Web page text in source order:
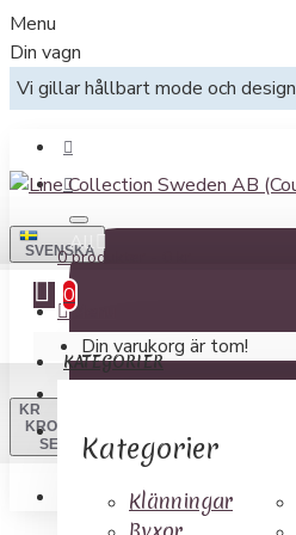
Menu
Din vagn
Vi gillar hållbart mode och design
SVENSKA
KR
KRONOR
SEK
All
0 produkter - 0 kr
0
Din varukorg är tom!
Menu
KATEGORIER
Kategorier
Klänningar
RING NU: 0390-101 01